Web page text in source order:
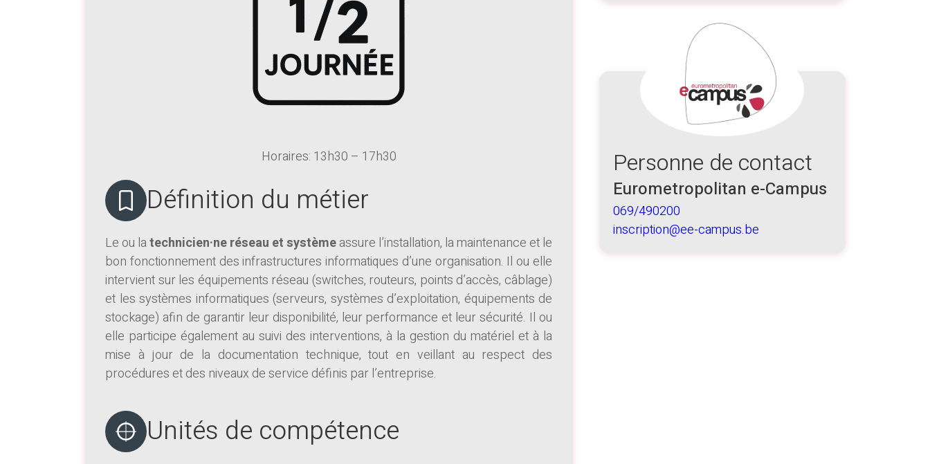
Horaires: 13h30 – 17h30
Définition du métier
Le ou latechnicien·ne réseau et systèmeassure l’installation, la maintenance et le
bon fonctionnement des infrastructures informatiques d’une organisation. Il ou elle
intervient sur les équipements réseau (switches, routeurs, points d’accès, câblage)
et les systèmes informatiques (serveurs, systèmes d’exploitation, équipements de
stockage) afin de garantir leur disponibilité, leur performance et leur sécurité. Il ou
elle participe également au suivi des interventions, à la gestion du matériel et à la
mise à jour de la documentation technique, tout en veillant au respect des
procédures et des niveaux de service définis par l’entreprise.
Unités de compétence
Personne de contact
Eurometropolitan e-Campus
069/490200
inscription@ee-campus.be